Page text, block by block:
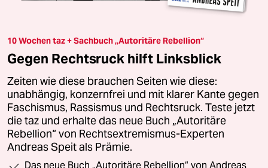
10 Wochen taz + Sachbuch „Autoritäre Rebellion“
Gegen Rechtsruck hilft Linksblick
Zeiten wie diese brauchen Seiten wie diese:
unabhängig, konzernfrei und mit klarer Kante gegen
Faschismus, Rassismus und Rechtsruck. Teste jetzt
die taz und erhalte das neue Buch „Autoritäre
Rebellion“ von Rechtsextremismus-Experten
Andreas Speit als Prämie.
Das neue Buch „Autoritäre Rebellion“ von Andreas